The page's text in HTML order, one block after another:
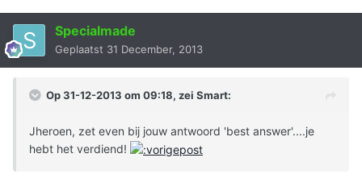
Specialmade
Geplaatst 31 December, 2013
Op 31-12-2013 om 09:18, zei Smart:
Jheroen, zet even bij jouw antwoord 'best answer'....je
hebt het verdiend!